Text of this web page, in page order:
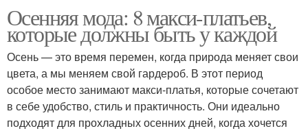
Осенняя мода: 8 макси-платьев,
которые должны быть у каждой
Осень — это время перемен, когда природа меняет свои
цвета, а мы меняем свой гардероб. В этот период
особое место занимают макси-платья, которые сочетают
в себе удобство, стиль и практичность. Они идеально
подходят для прохладных осенних дней, когда хочется